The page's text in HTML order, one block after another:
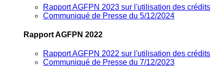
Rapport AGFPN 2023 sur l'utilisation des crédits
Communiqué de Presse du 5/12/2024
Rapport AGFPN 2022
Rapport AGFPN 2022 sur l'utilisation des crédits
Communiqué de Presse du 7/12/2023